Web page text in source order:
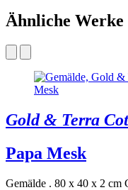
Ähnliche Werke
Gold & Terra
Papa Mesk
Gemälde . 80 x 40 x 2 cm